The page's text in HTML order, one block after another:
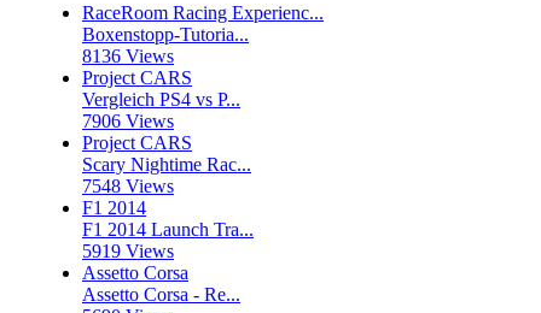
RaceRoom Racing Experienc...
Boxenstopp-Tutoria...
8136 Views
Project CARS
Vergleich PS4 vs P...
7906 Views
Project CARS
Scary Nightime Rac...
7548 Views
F1 2014
F1 2014 Launch Tra...
5919 Views
Assetto Corsa
Assetto Corsa - Re...